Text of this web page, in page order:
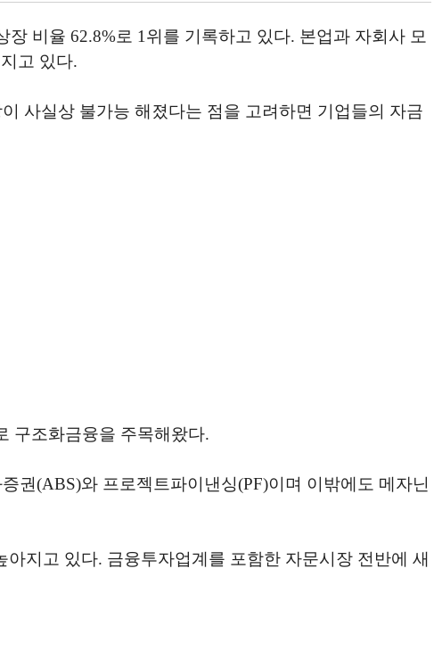
비율 62.8%로 1위를 기록하고 있다. 본업과 자회사 모
고 있다.
사실상 불가능 해졌다는 점을 고려하면 기업들의 자금
구조화금융을 주목해왔다.
권(ABS)와 프로젝트파이낸싱(PF)이며 이밖에도 메자닌
지고 있다. 금융투자업계를 포함한 자문시장 전반에 새